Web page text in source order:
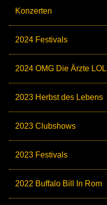
Konzerten
2024 Festivals
2024 OMG Die Ärzte LOL
2023 Herbst des Lebens
2023 Clubshows
2023 Festivals
2022 Buffalo Bill In Rom